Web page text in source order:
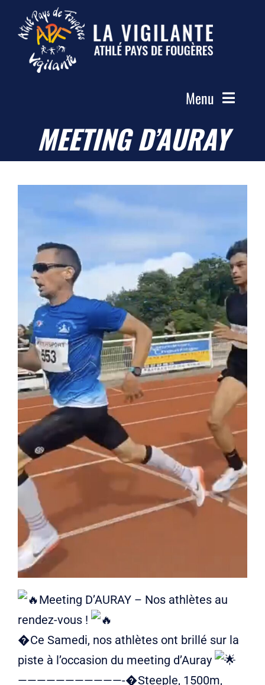
Passer
contenu
Menu
Accueil
Le Club
Les Groupes
Photos
Liens
Contact
MEETING D’AURAY
Meeting D’AURAY – Nos athlètes au
rendez-vous !
�Ce Samedi, nos athlètes ont brillé sur la
piste à l’occasion du meeting d’Auray
———————————-�Steeple, 1500m,